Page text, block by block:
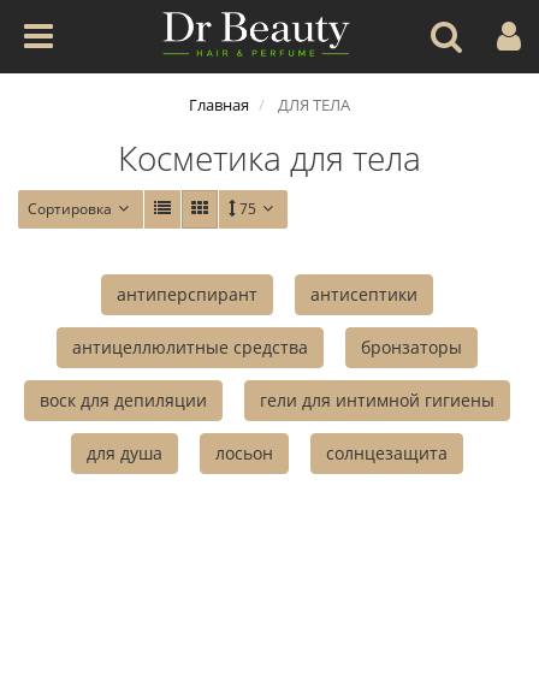
Главная ДЛЯ ТЕЛА
Косметика для тела
Сортировка 75
антиперспирант антисептики
антицеллюлитные средства бронзаторы
воск для депиляции гели для интимной гигиены
для душа лосьон солнцезащита